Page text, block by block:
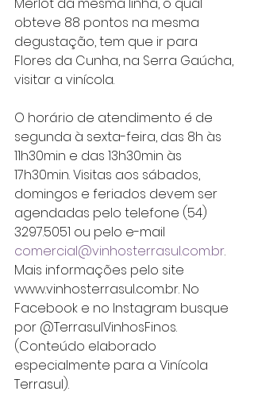
obteve 88 pontos na mesma
degustação, tem que ir para
Flores da Cunha, na Serra Gaúcha,
visitar a vinícola.
O horário de atendimento é de
segunda à sexta-feira, das 8h às
11h30min e das 13h30min às
17h30min. Visitas aos sábados,
domingos e feriados devem ser
agendadas pelo telefone (54)
3297.5051 ou pelo e-mail
comercial@vinhosterrasul.com.br.
Mais informações pelo site
www.vinhosterrasul.com.br. No
Facebook e no Instagram busque
por @TerrasulVinhosFinos.
(Conteúdo elaborado
especialmente para a Vinícola
Terrasul).